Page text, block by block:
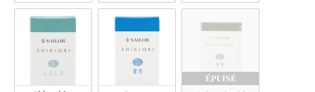
ÉPUISÉ